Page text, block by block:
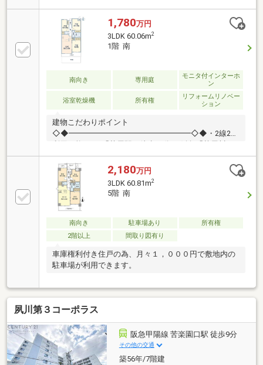
1,780万円
3LDK 60.06m2
1階 南
南向き 専用庭
モニタ付インターホ
ン
浴室乾燥機 所有権
リフォームリノベー
ション
建物こだわりポイント
◇◆━━━━━━━━━━━━━━━━◇◆・2線2駅
駅 徒歩20分・「東山町」バス停 徒歩2分・オート
ロック付きのマンション対象住戸おすすめポイント
◇◆━━━━━━━━━━━━━━━━◇◆・南向き
のため陽当り良好・1階住戸のため専用庭がございま
す・2020年5月リフォーム歴あり 全室クロス・フロ
ーリング・CF張替/キッチン トイレ・洗面 化粧
台・浴室・インターフォン・下駄箱新調
2,180万円
3LDK 60.81m2
5階 南
南向き 駐車場あり
所有権
2階以上
間取り図有り
車庫権利付き住戸の為、月々１，０００円で敷地内の
駐車場が利用できます。
夙川第３コーポラス
阪急甲陽線 苦楽園口駅 徒歩9分
その他の交通
築56年/7階建